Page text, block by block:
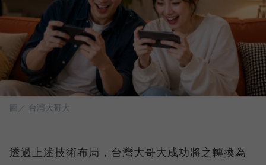
圖／ 台灣大哥大
透過上述技術布局，台灣大哥大成功將之轉換為